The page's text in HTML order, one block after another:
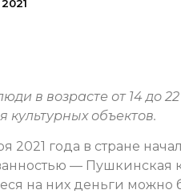
в возрасте от 14 до
культурных объектов.
2021 года в стране
— Пушкинская
на них деньги можно